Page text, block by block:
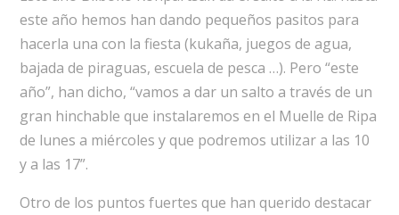
este año hemos han dando pequeños pasitos para
hacerla una con la fiesta (kukaña, juegos de agua,
bajada de piraguas, escuela de pesca …). Pero “este
año”, han dicho, “vamos a dar un salto a través de un
gran hinchable que instalaremos en el Muelle de Ripa
de lunes a miércoles y que podremos utilizar a las 10
y a las 17”.
Otro de los puntos fuertes que han querido destacar